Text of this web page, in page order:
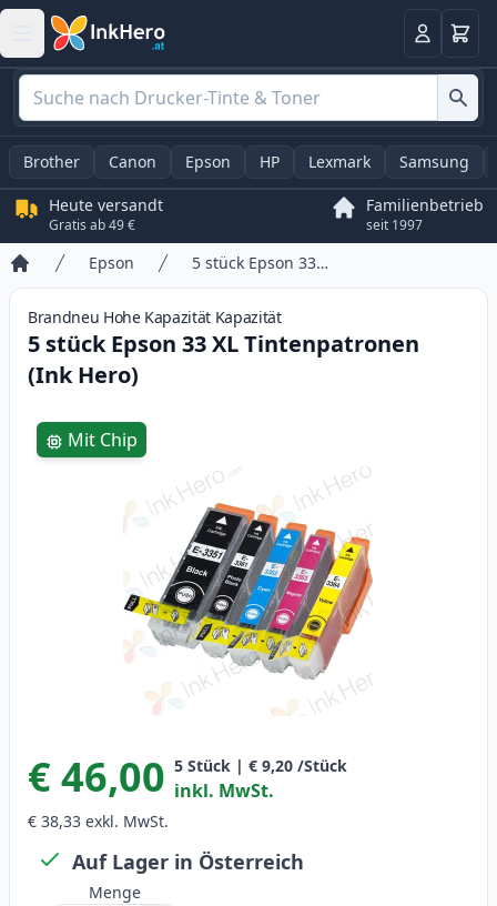
Anmelden
Brother Canon Epson HP Lexmark Samsung
Heute versandt
Gratis ab 49 €
Familienbetrieb
seit 1997
Startseite
Epson 5 stück Epson 33 XL Tintenpatronen (Ink Hero)
Brandneu Hohe Kapazität Kapazität
5 stück Epson 33 XL Tintenpatronen
(Ink Hero)
Product information
Mit Chip
€ 46,00 5 Stück | € 9,20 /Stück
inkl. MwSt.
€ 38,33 exkl. MwSt.
Auf Lager in Österreich
Menge